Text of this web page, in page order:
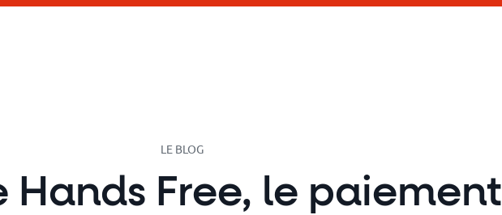
LE BLOG
Hands Free, le paiement